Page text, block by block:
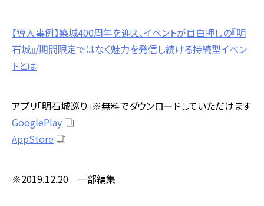
【導入事例】築城400周年を迎え、イベントが目白押しの『明
石城』/期間限定ではなく魅力を発信し続ける持続型イベン
トとは
アプリ「明石城巡り」※無料でダウンロードしていただけます
GooglePlay
AppStore
※2019.12.20 一部編集